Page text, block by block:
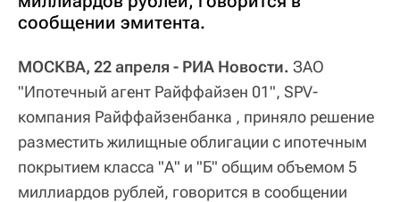
сообщении эмитента.
МОСКВА, 22 апреля - РИА Новости. ЗАО
"Ипотечный агент Райффайзен 01", SPV-
компания Райффайзенбанка , приняло решение
разместить жилищные облигации с ипотечным
покрытием класса "А" и "Б" общим объемом 5
миллиардов рублей, говорится в сообщении